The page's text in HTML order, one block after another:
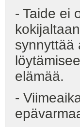
- Taide ei
synnyttää
elämää.
-